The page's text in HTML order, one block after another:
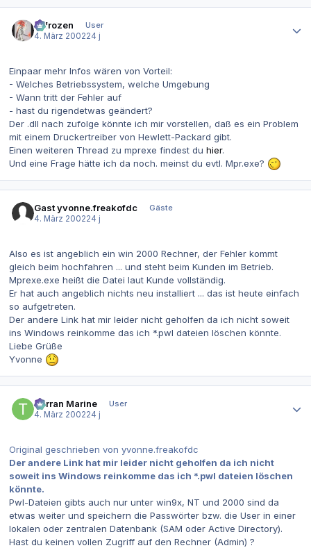
2-frozen
User
4. März 200224 j
Einpaar mehr Infos wären von Vorteil:
- Welches Betriebssystem, welche Umgebung
- Wann tritt der Fehler auf
- hast du rigendetwas geändert?
Der .dll nach zufolge könnte ich mir vorstellen, daß es ein Problem
mit einem Druckertreiber von Hewlett-Packard gibt.
Einen weiteren Thread zu mprexe findest du hier.
Und eine Frage hätte ich da noch. meinst du evtl. Mpr.exe?
Gast yvonne.freakofdc
Gäste
4. März 200224 j
Also es ist angeblich ein win 2000 Rechner, der Fehler kommt
gleich beim hochfahren ... und steht beim Kunden im Betrieb.
Mprexe.exe heißt die Datei laut Kunde vollständig.
Er hat auch angeblich nichts neu installiert ... das ist heute einfach
so aufgetreten.
Der andere Link hat mir leider nicht geholfen da ich nicht soweit
ins Windows reinkomme das ich *.pwl dateien löschen könnte.
Liebe Grüße
Yvonne
Terran Marine
User
4. März 200224 j
Original geschrieben von yvonne.freakofdc
Der andere Link hat mir leider nicht geholfen da ich nicht
soweit ins Windows reinkomme das ich *.pwl dateien löschen
könnte.
Pwl-Dateien gibts auch nur unter win9x, NT und 2000 sind da
etwas weiter und speichern die Passwörter bzw. die User in einer
lokalen oder zentralen Datenbank (SAM oder Active Directory).
Hast du keinen vollen Zugriff auf den Rechner (Admin) ?